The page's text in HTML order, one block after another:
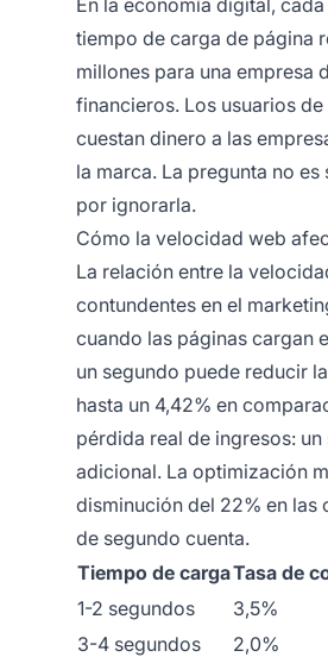
tiempo de carga de página
millones para una empresa
financieros. Los usuarios
cuestan dinero a las
la marca. La pregunta no es
por ignorarla.
Cómo la velocidad web
La relación entre la
contundentes en el
cuando las páginas cargan
un segundo puede reducir
hasta un 4,42% en
pérdida real de ingresos:
adicional. La optimización
disminución del 22% en las
de segundo cuenta.
Tiempo de cargaTasa de
1-2 segundos
3,5%
3-4 segundos
2,0%